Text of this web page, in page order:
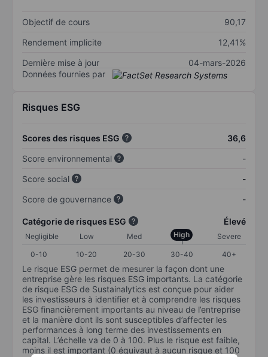
Objectif de cours
90,17
Rendement implicite
12,41%
Dernière mise à jour
04-mars-2026
Données fournies par
Risques ESG
Scores des risques ESG
36,6
Score environnemental
-
Score social
-
Score de gouvernance
-
Catégorie de risques ESG Élevé
Negligible Low Med High
Severe
0-10
10-20 20-30 30-40 40+
Le risque ESG permet de mesurer la façon dont une
entreprise gère les risques ESG importants. La catégorie
de risque ESG de Sustainalytics est conçue pour aider
les investisseurs à identifier et à comprendre les risques
ESG financièrement importants au niveau de l’entreprise
et la manière dont ils sont susceptibles d’affecter les
performances à long terme des investissements en
capital. L’échelle va de 0 à 100. Plus le risque est faible,
moins il est important (0 équivaut à aucun risque et 100